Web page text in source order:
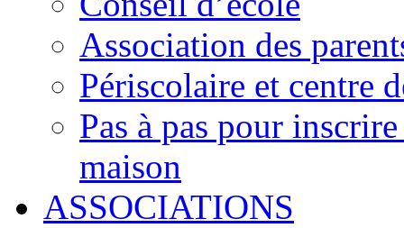
Association des
Périscolaire et centre
Pas à pas pour
maison
ASSOCIATIONS